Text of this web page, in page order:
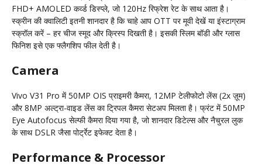
FHD+ AMOLED कर्व्ड डिस्प्ले, जो 120Hz रिफ्रेश रेट के साथ आता है।
स्क्रीन की क्वालिटी इतनी शानदार है कि चाहे आप OTT पर मूवी देखें या इंस्टाग्राम
स्क्रॉल करें – हर चीज स्मूद और क्रिस्प दिखती है। इसकी स्लिम बॉडी और ग्लास
फिनिश इसे एक फ्लैगशिप फील देती है।
Camera
Vivo V31 Pro में 50MP OIS प्राइमरी कैमरा, 12MP टेलीफोटो लेंस (2x ज़ूम)
और 8MP अल्ट्रा-वाइड लेंस का ट्रिपल कैमरा सेटअप मिलता है। फ्रंट में 50MP
Eye Autofocus सेल्फी कैमरा दिया गया है, जो शानदार डिटेल्स और नैचुरल लुक
के साथ DSLR जैसा पोर्ट्रेट इफेक्ट देता है।
Performance & Processor